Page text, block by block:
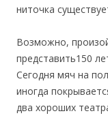
ниточка
Возможно,
представить150
Сегодня мяч на
иногда
два хороших